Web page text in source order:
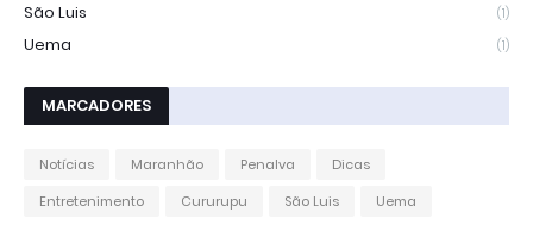
São Luis (1)
Uema (1)
MARCADORES
Notícias Maranhão Penalva
Dicas
Entretenimento
Cururupu São Luis Uema